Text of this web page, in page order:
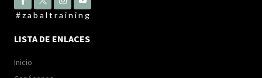
#zabaltraining
LISTA DE ENLACES
Inicio